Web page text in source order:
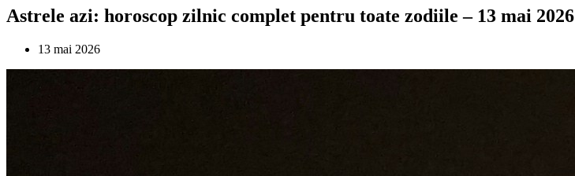
Astrele azi: horoscop zilnic complet pentru toate zodiile – 13 mai 2026
13 mai 2026